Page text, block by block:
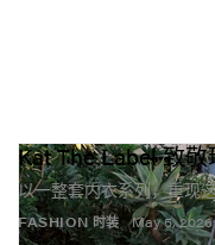
FASHION 时装
Kat The Label 致敬
以一整套内衣系列，重现
May 5, 2026